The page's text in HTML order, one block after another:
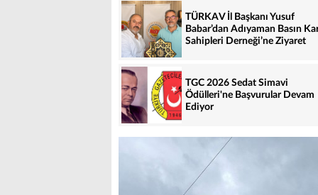
TÜRKAV İl Başkanı Yusuf
Babar’dan Adıyaman Basın
Sahipleri Derneği’ne Ziyaret
TGC 2026 Sedat Simavi
Ödülleri'ne Başvurular Devam
Ediyor